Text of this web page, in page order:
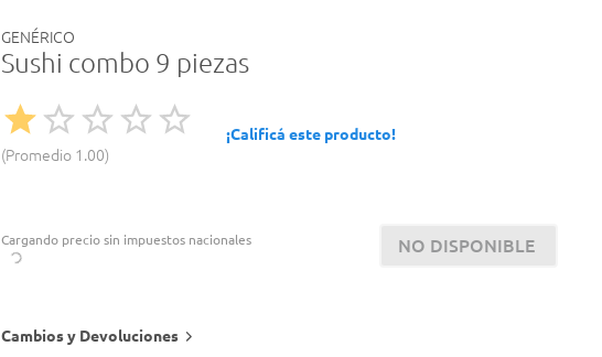
GENÉRICO
Sushi combo 9 piezas
Promedio 1.00
¡Calificá este producto!
Cargando precio sin impuestos nacionales NO DISPONIBLE
Cambios y Devoluciones